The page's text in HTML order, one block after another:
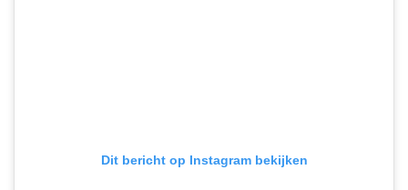
Dit bericht op Instagram bekijken